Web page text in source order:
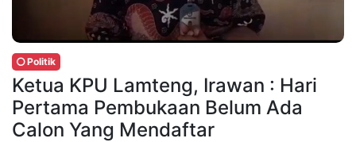
Politik
Ketua KPU Lamteng, Irawan : Hari
Pertama Pembukaan Belum Ada
Calon Yang Mendaftar